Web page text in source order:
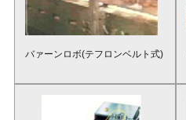
バァーンロボ(テフロンベルト式)